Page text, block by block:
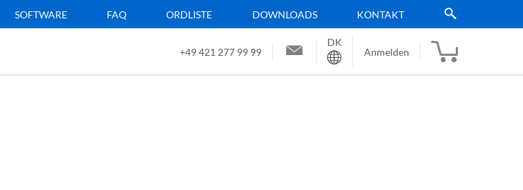
SOFTWARE FAQ ORDLISTE DOWNLOADS KONTAKT
+49 421 277 99 99
Sprache
DK
Anmelden